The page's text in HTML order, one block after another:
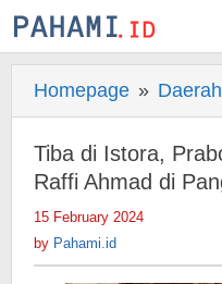
Skip
to
Homepage » Daerah
Tiba di Istora,
Raffi Ahmad di
15 February 2024
by Pahami.id